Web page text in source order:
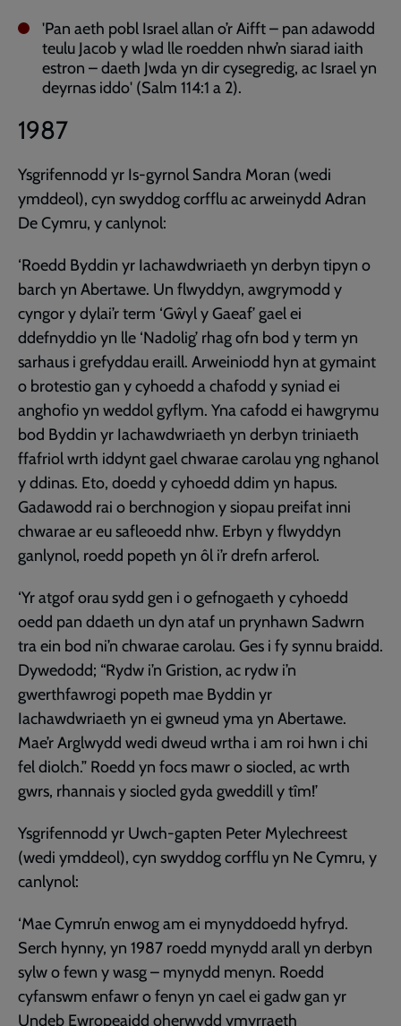
'Pan aeth pobl Israel allan o’r Aifft – pan adawodd
teulu Jacob y wlad lle roedden nhw’n siarad iaith
estron – daeth Jwda yn dir cysegredig, ac Israel yn
deyrnas iddo' (Salm 114:1 a 2).
1987
Ysgrifennodd yr Is-gyrnol Sandra Moran (wedi
ymddeol), cyn swyddog corfflu ac arweinydd Adran
De Cymru, y canlynol:
‘Roedd Byddin yr Iachawdwriaeth yn derbyn tipyn o
barch yn Abertawe. Un flwyddyn, awgrymodd y
cyngor y dylai’r term ‘Gŵyl y Gaeaf’ gael ei
ddefnyddio yn lle ‘Nadolig’ rhag ofn bod y term yn
sarhaus i grefyddau eraill. Arweiniodd hyn at gymaint
o brotestio gan y cyhoedd a chafodd y syniad ei
anghofio yn weddol gyflym. Yna cafodd ei hawgrymu
bod Byddin yr Iachawdwriaeth yn derbyn triniaeth
ffafriol wrth iddynt gael chwarae carolau yng nghanol
y ddinas. Eto, doedd y cyhoedd ddim yn hapus.
Gadawodd rai o berchnogion y siopau preifat inni
chwarae ar eu safleoedd nhw. Erbyn y flwyddyn
ganlynol, roedd popeth yn ôl i’r drefn arferol.
‘Yr atgof orau sydd gen i o gefnogaeth y cyhoedd
oedd pan ddaeth un dyn ataf un prynhawn Sadwrn
tra ein bod ni’n chwarae carolau. Ges i fy synnu braidd.
Dywedodd; “Rydw i’n Gristion, ac rydw i’n
gwerthfawrogi popeth mae Byddin yr
Iachawdwriaeth yn ei gwneud yma yn Abertawe.
Mae’r Arglwydd wedi dweud wrtha i am roi hwn i chi
fel diolch.” Roedd yn focs mawr o siocled, ac wrth
gwrs, rhannais y siocled gyda gweddill y tîm!’
Ysgrifennodd yr Uwch-gapten Peter Mylechreest
(wedi ymddeol), cyn swyddog corfflu yn Ne Cymru, y
canlynol:
‘Mae Cymru’n enwog am ei mynyddoedd hyfryd.
Serch hynny, yn 1987 roedd mynydd arall yn derbyn
sylw o fewn y wasg – mynydd menyn. Roedd
cyfanswm enfawr o fenyn yn cael ei gadw gan yr
Undeb Ewropeaidd oherwydd ymyrraeth